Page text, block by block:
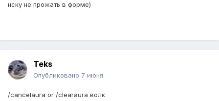
нску не прожать в форме)
Teks
Опубликовано 7 июня
/cancelaura or /clearaura волк